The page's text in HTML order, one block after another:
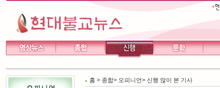
홈 > 종합> 오피니언> 신행 많이 본 기사